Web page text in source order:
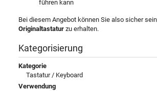
führen kann
Bei diesem Angebot können Sie also sicher
Originaltastatur zu erhalten.
Kategorisierung
Kategorie
Tastatur / Keyboard
Verwendung